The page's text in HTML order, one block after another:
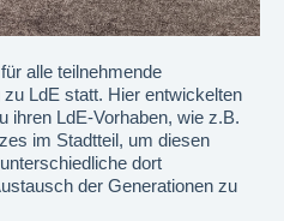
alle teilnehmende
LdE statt. Hier entwickelten
ihren LdE-Vorhaben, wie z.B.
im Stadtteil, um diesen
dort
der Generationen zu